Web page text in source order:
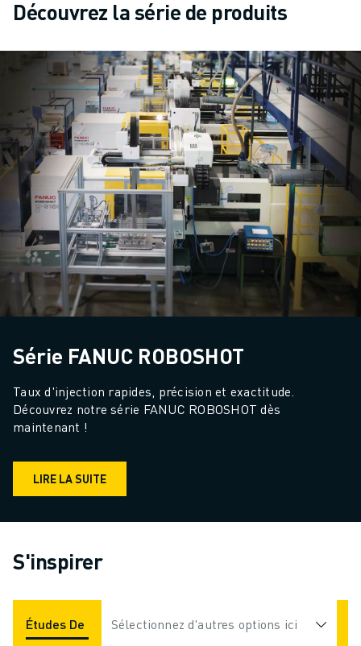
Découvrez la série de produits
Série FANUC ROBOSHOT
Taux d'injection rapides, précision et exactitude.
Découvrez notre série FANUC ROBOSHOT dès
maintenant !
LIRE LA SUITE
S'inspirer
Études De Cas Applications Industries
Sélectionnez d'autres options ici